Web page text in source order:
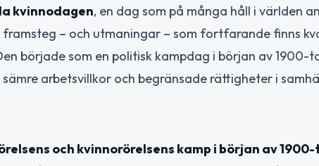
kvinnodagen, en dag som på många håll i världen
– och utmaningar – som fortfarande finns
började som en politisk kampdag i början av 1900-
arbetsvillkor och begränsade rättigheter i
och kvinnorörelsens kamp i början av